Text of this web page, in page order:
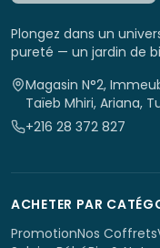
Plongez dans un
pureté — un jardin de
Magasin N°2,
Taïeb Mhiri, Ariana,
+216 28 372 827
ACHETER PAR
PromotionNos Coffrets